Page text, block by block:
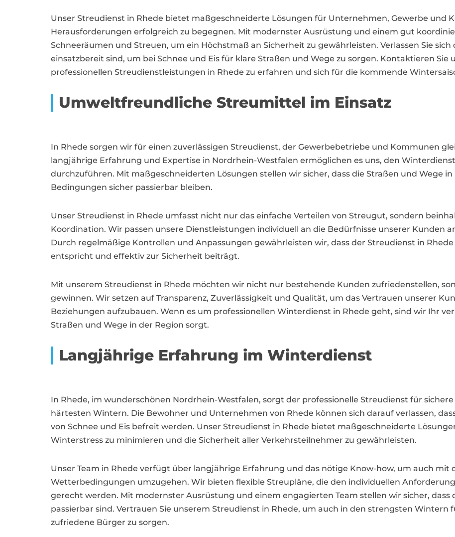
Unser Streudienst in Rhede bietet maßgeschneiderte Lösungen für Unternehmen, Gewerbe und
Herausforderungen erfolgreich zu begegnen. Mit modernster Ausrüstung und einem gut
Schneeräumen und Streuen, um ein Höchstmaß an Sicherheit zu gewährleisten. Verlassen Sie
einsatzbereit sind, um bei Schnee und Eis für klare Straßen und Wege zu sorgen. Kontaktieren Sie
professionellen Streudienstleistungen in Rhede zu erfahren und sich für die kommende
Umweltfreundliche Streumittel im Einsatz
In Rhede sorgen wir für einen zuverlässigen Streudienst, der Gewerbebetriebe und Kommunen
langjährige Erfahrung und Expertise in Nordrhein-Westfalen ermöglichen es uns, den
durchzuführen. Mit maßgeschneiderten Lösungen stellen wir sicher, dass die Straßen und Wege
Bedingungen sicher passierbar bleiben.
Unser Streudienst in Rhede umfasst nicht nur das einfache Verteilen von Streugut, sondern
Koordination. Wir passen unsere Dienstleistungen individuell an die Bedürfnisse unserer Kunden
Durch regelmäßige Kontrollen und Anpassungen gewährleisten wir, dass der Streudienst in
entspricht und effektiv zur Sicherheit beiträgt.
Mit unserem Streudienst in Rhede möchten wir nicht nur bestehende Kunden zufriedenstellen,
gewinnen. Wir setzen auf Transparenz, Zuverlässigkeit und Qualität, um das Vertrauen unserer
Beziehungen aufzubauen. Wenn es um professionellen Winterdienst in Rhede geht, sind wir Ihr
Straßen und Wege in der Region sorgt.
Langjährige Erfahrung im Winterdienst
In Rhede, im wunderschönen Nordrhein-Westfalen, sorgt der professionelle Streudienst für
härtesten Wintern. Die Bewohner und Unternehmen von Rhede können sich darauf verlassen,
von Schnee und Eis befreit werden. Unser Streudienst in Rhede bietet maßgeschneiderte
Winterstress zu minimieren und die Sicherheit aller Verkehrsteilnehmer zu gewährleisten.
Unser Team in Rhede verfügt über langjährige Erfahrung und das nötige Know-how, um auch mit
Wetterbedingungen umzugehen. Wir bieten flexible Streupläne, die den individuellen
gerecht werden. Mit modernster Ausrüstung und einem engagierten Team stellen wir sicher, dass
passierbar sind. Vertrauen Sie unserem Streudienst in Rhede, um auch in den strengsten Wintern
zufriedene Bürger zu sorgen.